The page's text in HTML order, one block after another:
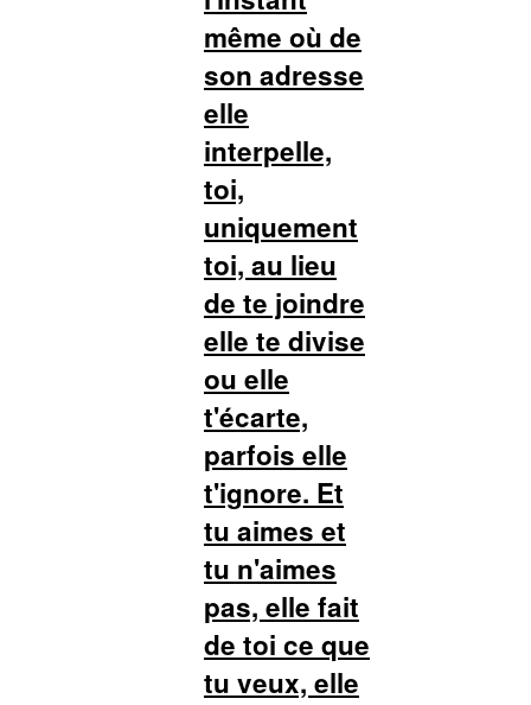
même où de
son adresse
elle
interpelle,
toi,
uniquement
toi, au lieu
de te joindre
elle te divise
ou elle
t'écarte,
parfois elle
t'ignore. Et
tu aimes et
tu n'aimes
pas, elle fait
de toi ce que
tu veux, elle